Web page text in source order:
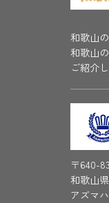
和歌山
和歌山
ご紹介
〒640-
和歌山
アズマ